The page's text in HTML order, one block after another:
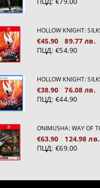
€45.90
89.77 лв.
ПЦД: €54.90
€38.90
76.08 лв.
ПЦД: €44.90
€63.90
124.98 лв.
ПЦД: €69.00